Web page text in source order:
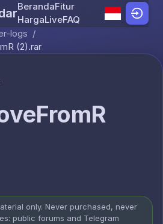
Skip to content
BerandaFitur
HargaLiveFAQ
logs /
(2).rar
only. Never purchased, never
public forums and Telegram